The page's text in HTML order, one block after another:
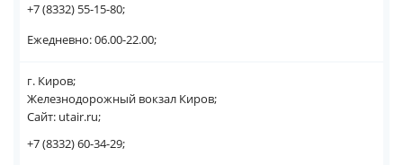
+7 (8332) 55-15-80;
Ежедневно: 06.00-22.00;
г. Киров;
Железнодорожный вокзал Киров;
Сайт: utair.ru;
+7 (8332) 60-34-29;